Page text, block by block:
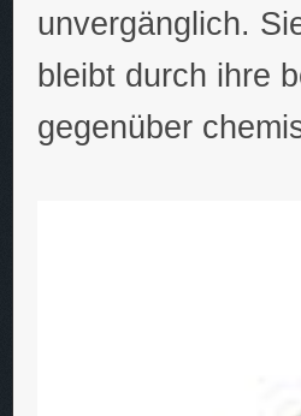
unvergänglich.
bleibt durch ihre
gegenüber